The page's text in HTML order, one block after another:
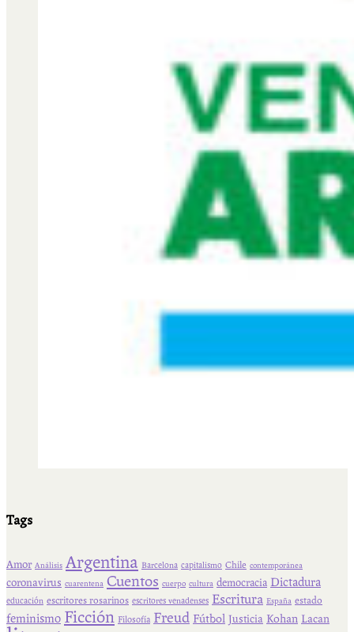
Tags
Amor Análisis Argentina Barcelona capitalismo Chile contemporánea
coronavirus cuarentena Cuentos cuerpo cultura democracia Dictadura
educación escritores rosarinos escritores venadenses Escritura España estado
feminismo Ficción Filosofía Freud Fútbol Justicia Kohan Lacan